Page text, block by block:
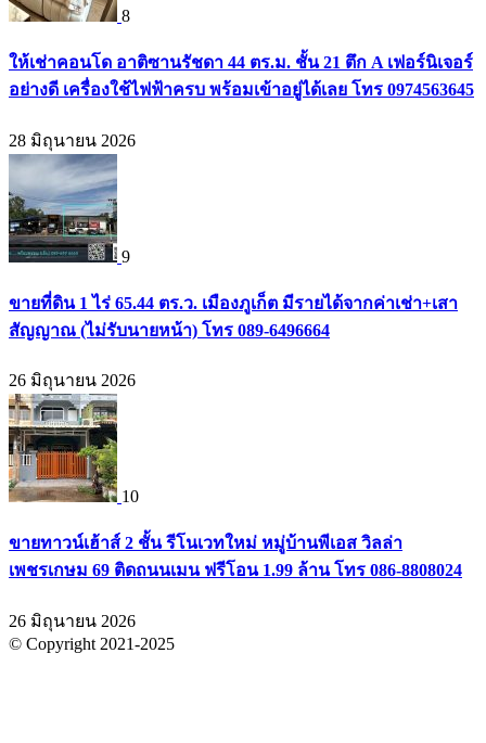
8
ให้เช่าคอนโด อาติซานรัชดา 44 ตร.ม. ชั้น 21 ตึก A เฟอร์นิเจอร์
อย่างดี เครื่องใช้ไฟฟ้าครบ พร้อมเข้าอยู่ได้เลย โทร 0974563645
28 มิถุนายน 2026
9
ขายที่ดิน 1 ไร่ 65.44 ตร.ว. เมืองภูเก็ต มีรายได้จากค่าเช่า+เสา
สัญญาณ (ไม่รับนายหน้า) โทร 089-6496664
26 มิถุนายน 2026
10
ขายทาวน์เฮ้าส์ 2 ชั้น รีโนเวทใหม่ หมู่บ้านพีเอส วิลล่า
เพชรเกษม 69 ติดถนนเมน ฟรีโอน 1.99 ล้าน โทร 086-8808024
26 มิถุนายน 2026
© Copyright 2021-2025